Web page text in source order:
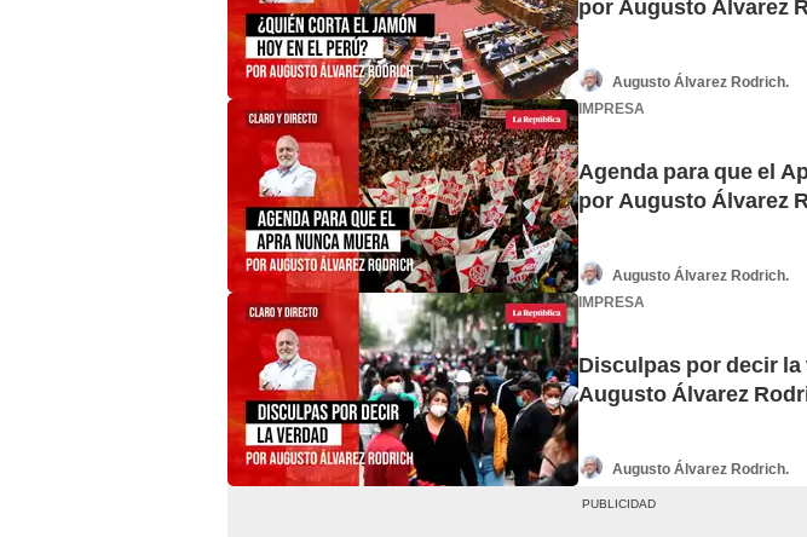
por Augusto Álvarez
Augusto Álvarez Rodrich.
IMPRESA
Agenda para que el
por Augusto Álvarez
Augusto Álvarez Rodrich.
IMPRESA
Disculpas por decir la
Augusto Álvarez
Augusto Álvarez Rodrich.